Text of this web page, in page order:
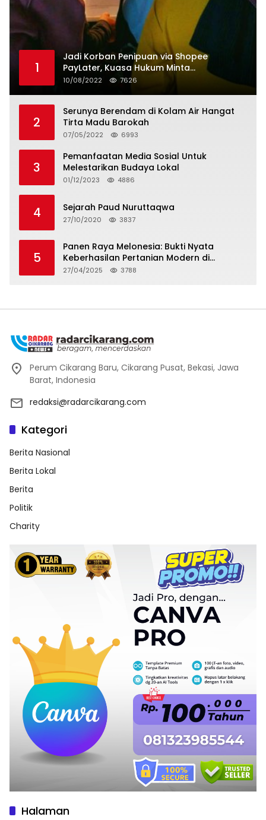
1
Jadi Korban Penipuan via Shopee
PayLater, Kuasa Hukum Minta
Penangguhan Tagihan dan Hapus Bunga
10/08/2022 7626
2
Serunya Berendam di Kolam Air Hangat
Tirta Madu Barokah
07/05/2022 6993
3
Pemanfaatan Media Sosial Untuk
Melestarikan Budaya Lokal
01/12/2023 4886
4 Sejarah Paud Nuruttaqwa
27/10/2020 3837
5
Panen Raya Melonesia: Bukti Nyata
Keberhasilan Pertanian Modern di
Kabupaten Bekasi
27/04/2025 3788
Perum Cikarang Baru, Cikarang Pusat, Bekasi, Jawa
Barat, Indonesia
redaksi@radarcikarang.com
Kategori
Berita Nasional
Berita Lokal
Berita
Politik
Charity
Halaman